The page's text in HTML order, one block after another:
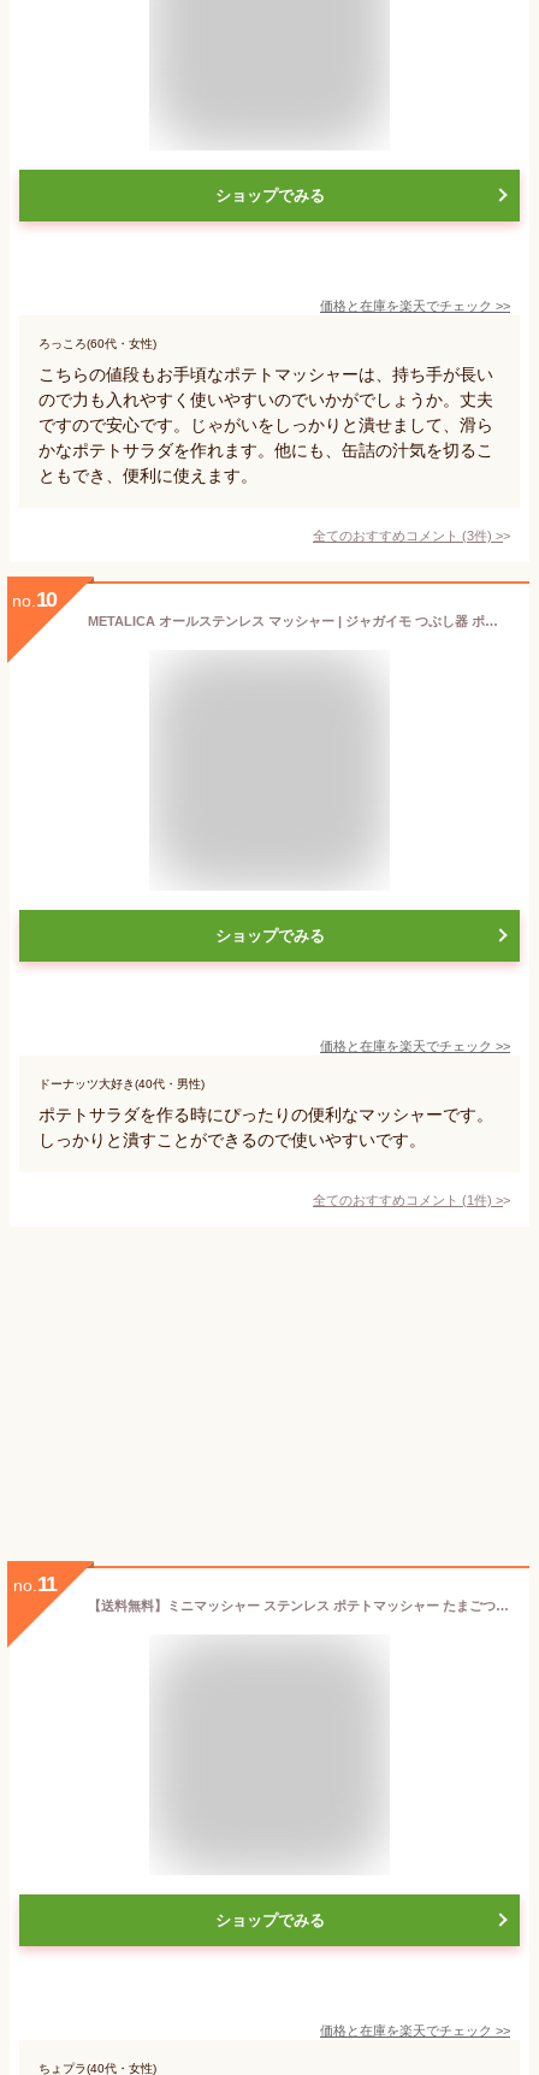
ショップでみる
価格と在庫を楽天でチェック >>
ろっころ(60代・女性)
こちらの値段もお手頃なポテトマッシャーは、持ち手が長い
ので力も入れやすく使いやすいのでいかがでしょうか。丈夫
ですので安心です。じゃがいをしっかりと潰せまして、滑ら
かなポテトサラダを作れます。他にも、缶詰の汁気を切るこ
ともでき、便利に使えます。
全てのおすすめコメント (3件) >
no. 10
METALICA オールステンレス マッシャー | ジャガイモ つぶし器 ポテトマッシャー ポテトチョッパー マッシュドポテト ポテトサラダ ステンレス シンプル おしゃれ モダン 食洗機 食洗機対応 食器洗浄機 キッチンツール 調理用品 調理小物 調理器具 調理道具 キッチン用品
ショップでみる
価格と在庫を楽天でチェック >>
ドーナッツ大好き(40代・男性)
ポテトサラダを作る時にぴったりの便利なマッシャーです。
しっかりと潰すことができるので使いやすいです。
全てのおすすめコメント (1件) >
no. 11
【送料無料】ミニマッシャー ステンレス ポテトマッシャー たまごつぶし ポテトサラダ
ショップでみる
価格と在庫を楽天でチェック >>
ちょプラ(40代・女性)